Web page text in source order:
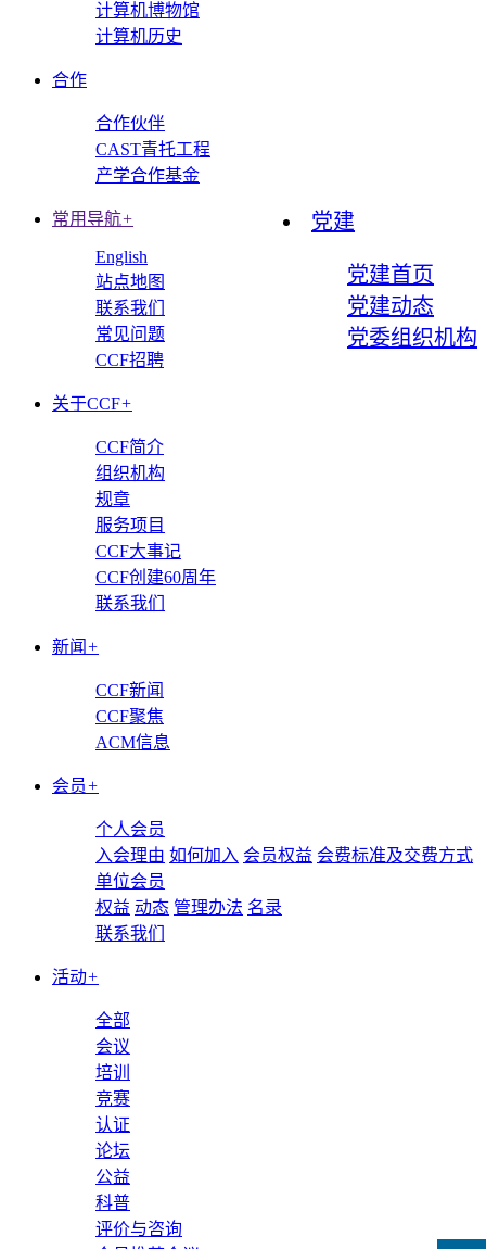
计算机博物馆
计算机历史
合作
合作伙伴
CAST青托工程
产学合作基金
党建
党建首页
党建动态
党委组织机构
常用导航+
English
站点地图
联系我们
常见问题
CCF招聘
关于CCF+
CCF简介
组织机构
规章
服务项目
CCF大事记
CCF创建60周年
联系我们
新闻 +
CCF新闻
CCF聚焦
ACM信息
会员+
个人会员
入会理由 如何加入 会员权益 会费标准及交费方式
单位会员
权益 动态 管理办法 名录
联系我们
活动+
全部
会议
培训
竞赛
认证
论坛
公益
科普
评价与咨询